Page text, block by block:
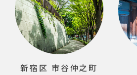
新宿区 市谷仲之町